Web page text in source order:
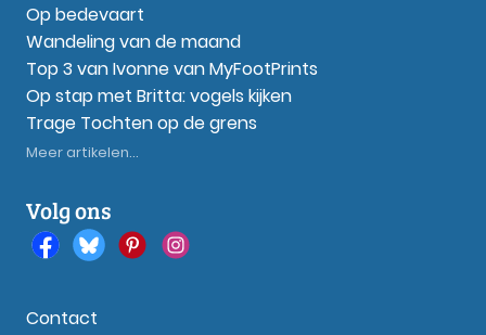
Op bedevaart
Wandeling van de maand
Top 3 van Ivonne van MyFootPrints
Op stap met Britta: vogels kijken
Trage Tochten op de grens
Meer artikelen...
Volg ons
Contact